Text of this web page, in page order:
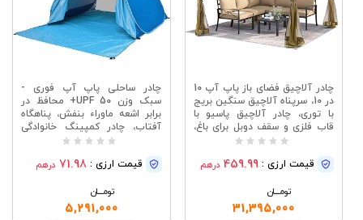
چادر آلاچیق فضای باز پاپ آپ 10
در 10، سرپناه آلاچیق سنگین بریج
با توری، چادر آلاچیق پاسیو با
قاب فلزی و سقف دوبل برای باغ،
چمن، حیاط خلوت، مهمانی
قیمت ارزی : 459.99 درهم
تومــــــان
31,395,000
چادر ساحلی پاپ آپ فوری -
سبک وزن UPF 50+ محافظ در
برابر اشعه ماوراء بنفش، پناهگاه
آفتاب، چادر کمپینگ خانوادگی
قابل حمل ضد آب و باد برای
پرده)
قیمت ارزی : 71.98 درهم
تومــــــان
5,291,000